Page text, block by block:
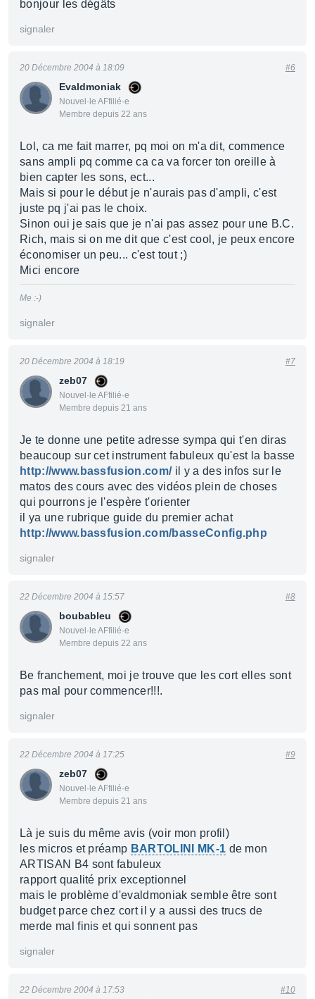
bonjour les dégâts
signaler
Evaldmoniak
Nouvel·le AFfilié·e
Membre depuis 22 ans
20 Décembre 2004 à 18:09 #6
Lol, ca me fait marrer, pq moi on m'a dit, commence
sans ampli pq comme ca ca va forcer ton oreille à
bien capter les sons, ect...
Mais si pour le début je n'aurais pas d'ampli, c'est
juste pq j'ai pas le choix.
Sinon oui je sais que je n'ai pas assez pour une B.C.
Rich, mais si on me dit que c'est cool, je peux encore
économiser un peu... c'est tout ;)
Mici encore
Me :-)
signaler
zeb07
Nouvel·le AFfilié·e
Membre depuis 21 ans
20 Décembre 2004 à 18:19 #7
Je te donne une petite adresse sympa qui t'en diras
beaucoup sur cet instrument fabuleux qu'est la basse
http://www.bassfusion.com/il y a des infos sur le
matos des cours avec des vidéos plein de choses
qui pourrons je l'espère t'orienter
il ya une rubrique guide du premier achat
http://www.bassfusion.com/basseConfig.php
signaler
boubableu
Nouvel·le AFfilié·e
Membre depuis 22 ans
22 Décembre 2004 à 15:57 #8
Be franchement, moi je trouve que les cort elles sont
pas mal pour commencer!!!.
signaler
zeb07
Nouvel·le AFfilié·e
Membre depuis 21 ans
22 Décembre 2004 à 17:25 #9
Là je suis du même avis (voir mon profil)
les micros et préamp BARTOLINI MK-1 de mon
ARTISAN B4 sont fabuleux
rapport qualité prix exceptionnel
mais le problème d'evaldmoniak semble être sont
budget parce chez cort il y a aussi des trucs de
merde mal finis et qui sonnent pas
signaler
22 Décembre 2004 à 17:53 #10